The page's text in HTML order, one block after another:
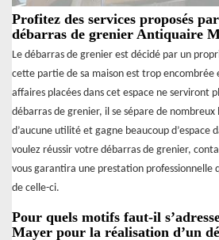
Profitez des services proposés
débarras de grenier Antiquaire
Le débarras de grenier est décidé par un
cette partie de sa maison est trop encombrée
affaires placées dans cet espace ne serviront
débarras de grenier, il se sépare de nombreux
d’aucune utilité et gagne beaucoup d’espace
voulez réussir votre débarras de grenier,
vous garantira une prestation professionnelle
de celle-ci.
Pour quels motifs faut-il
Mayer pour la réalisation d’un